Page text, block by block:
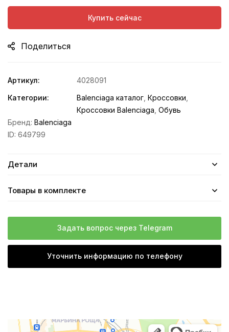
Купить сейчас
Поделиться
Артикул:
4028091
Категории:
Balenciaga каталог Кроссовки
Кроссовки Balenciaga Обувь
Бренд: Balenciaga
ID: 649799
Детали
Товары в комплекте
Задать вопрос через Telegram
Уточнить информацию по телефону